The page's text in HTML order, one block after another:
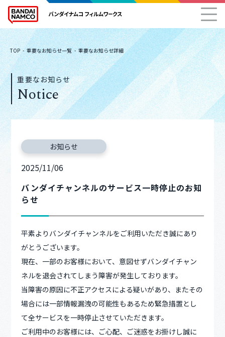
TOP 重要なお知らせ一覧 重要なお知らせ詳細
重要なお知らせ
Notice
お知らせ
2025/11/06
バンダイチャンネルのサービス一時停止のお知
らせ
平素よりバンダイチャンネルをご利用いただき誠にあり
がとうございます。
現在、一部のお客様において、意図せずバンダイチャン
ネルを退会されてしまう障害が発生しております。
当障害の原因に不正アクセスによる疑いがあり、またその
場合には一部情報漏洩の可能性もあるため緊急措置とし
て全サービスを一時停止させていただきます。
ご利用中のお客様には、ご心配、ご迷惑をお掛けし誠に